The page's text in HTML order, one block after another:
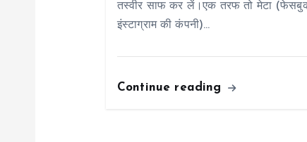
तस्वीर साफ कर लें।एक तरफ तो मेटा
इंस्टाग्राम की कंपनी)…
Continue reading